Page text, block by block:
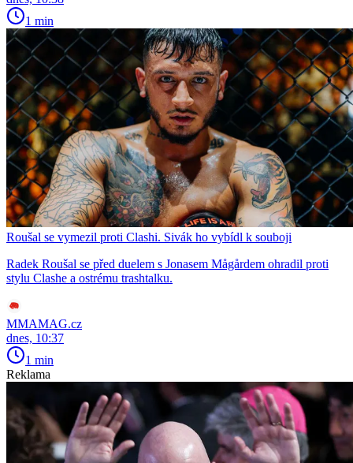
1 min
Roušal se vymezil proti Clashi. Sivák ho vybídl k souboji
Radek Roušal se před duelem s Jonasem Mågårdem ohradil proti
stylu Clashe a ostrému trashtalku.
MMAMAG.cz
dnes, 10:37
1 min
Reklama